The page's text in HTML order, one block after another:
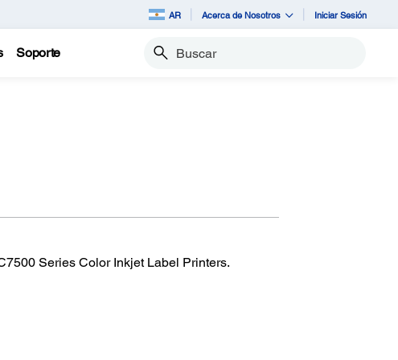
AR Acerca de Nosotros Iniciar Sesión
Soporte Buscar
Series Color Inkjet Label Printers.